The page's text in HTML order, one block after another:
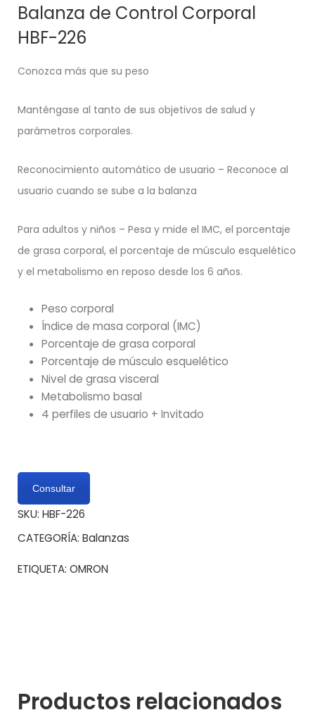
Balanza de Control Corporal
HBF-226
Conozca más que su peso
Manténgase al tanto de sus objetivos de salud y
parámetros corporales.
Reconocimiento automático de usuario – Reconoce al
usuario cuando se sube a la balanza
Para adultos y niños – Pesa y mide el IMC, el porcentaje
de grasa corporal, el porcentaje de músculo esquelético
y el metabolismo en reposo desde los 6 años.
Peso corporal
Índice de masa corporal (IMC)
Porcentaje de grasa corporal
Porcentaje de músculo esquelético
Nivel de grasa visceral
Metabolismo basal
4 perfiles de usuario + Invitado
Consultar
SKU: HBF-226
CATEGORÍA: Balanzas
ETIQUETA: OMRON
Productos relacionados